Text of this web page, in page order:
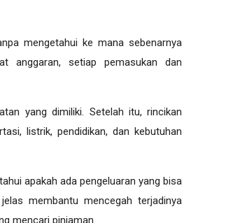
mengetahui ke mana sebenarnya
anggaran, setiap pemasukan dan
yang dimiliki. Setelah itu, rincikan
listrik, pendidikan, dan kebutuhan
apakah ada pengeluaran yang bisa
membantu mencegah terjadinya
mencari pinjaman.